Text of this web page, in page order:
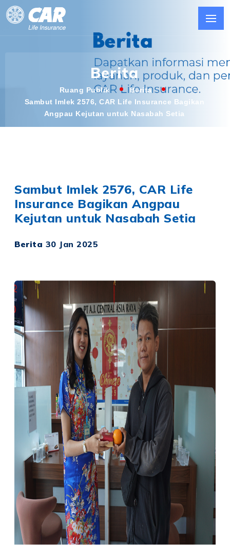
Berita
Ruang Publik
Berita
Sambut Imlek 2576, CAR Life Insurance Bagikan
Angpau Kejutan untuk Nasabah Setia
Sambut Imlek 2576, CAR Life
Insurance Bagikan Angpau
Kejutan untuk Nasabah Setia
Berita 30 Jan 2025